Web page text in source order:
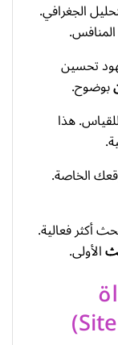
الجغرافي.
المنافس.
تحسين
بوضوح.
هذا
الخاصة.
أكثر فعالية.
الأولى.